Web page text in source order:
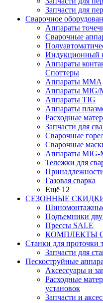
Запчасти для
Сварочное
Аппараты
Сварочные
Индукционный
Аппараты
Споттеры
Аппараты MMA
Аппараты MIG/
Аппараты TIG
Аппараты
Расходные
Запчасти для
Сварочные
Сварочные
Аппараты MIG-
Тележки для
Газовая сварка
Ещё 12
СЕЗОННЫЕ
Подъемники
Прессы SALE
КОМПЛЕКТЫ
Станки для проточки
Запчасти для
Пескоструйные
Аксессуары и
Расходные
установок
Запчасти и